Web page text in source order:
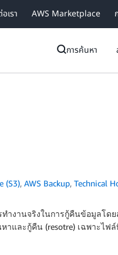
เรา AWS Marketplace
การค้นหา
(S3), AWS Backup, Technical
ำงานจริงในการกู้คืนข้อมูลโด
และกู้คืน (resotre) เฉพาะไฟ